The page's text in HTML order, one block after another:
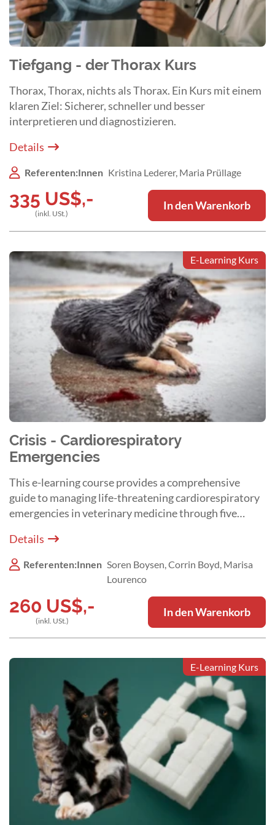
Tiefgang - der Thorax Kurs
Thorax, Thorax, nichts als Thorax. Ein Kurs mit einem
klaren Ziel: Sicherer, schneller und besser
interpretieren und diagnostizieren.
Details
Referenten:Innen Kristina Lederer, Maria Prüllage
335 US$,-
(inkl. USt.)
In den Warenkorb
E-Learning Kurs
Crisis - Cardiorespiratory
Emergencies
This e-learning course provides a comprehensive
guide to managing life-threatening cardiorespiratory
emergencies in veterinary medicine through five
with confidence by equipping clinicians with the tools
for rapid stabilization of the patient and further
decision-making.
Details
Referenten:Innen Soren Boysen, Corrin Boyd, Marisa
Lourenco
260 US$,-
(inkl. USt.)
In den Warenkorb
E-Learning Kurs